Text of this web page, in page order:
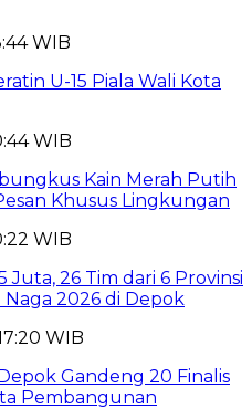
WIB
U-15 Piala Wali Kota
WIB
Kain Merah Putih
Khusus Lingkungan
WIB
26 Tim dari 6 Provinsi
2026 di Depok
WIB
Gandeng 20 Finalis
Pembangunan